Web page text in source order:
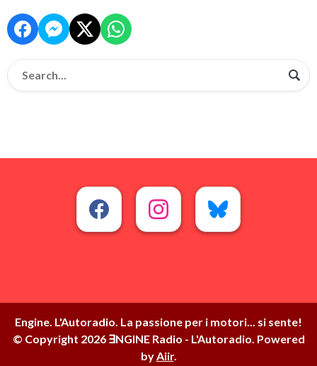
Engine. L'Autoradio. La passione per i motori... si sente!
© Copyright 2026 ∃NGINE Radio - L'Autoradio. Powered
by Aiir.